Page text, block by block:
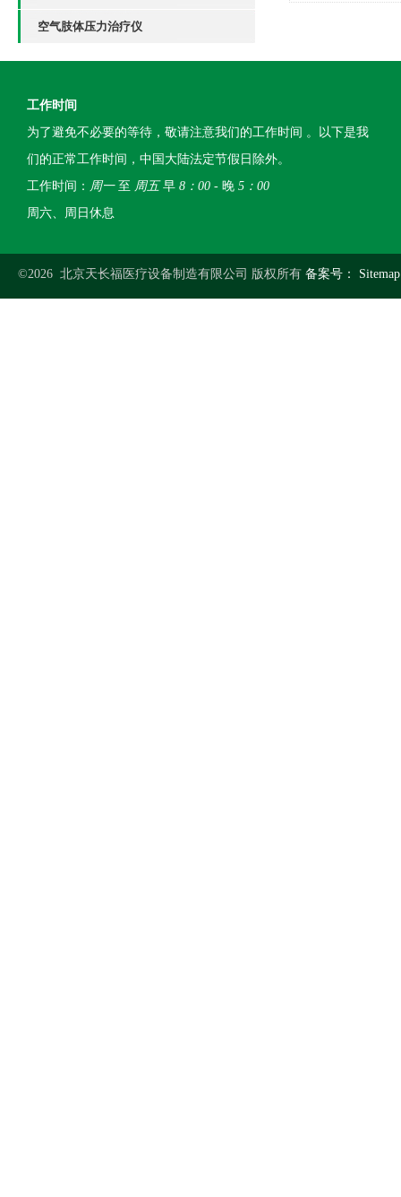
空气肢体压力治疗仪
工作时间
为了避免不必要的等待，敬请注意我们的工作时间 。以下是我
们的正常工作时间，中国大陆法定节假日除外。
工作时间： 周一至 周五早 8：00 - 晚 5：00
周六、周日休息
©2026 北京天长福医疗设备制造有限公司 版权所有 备案号：